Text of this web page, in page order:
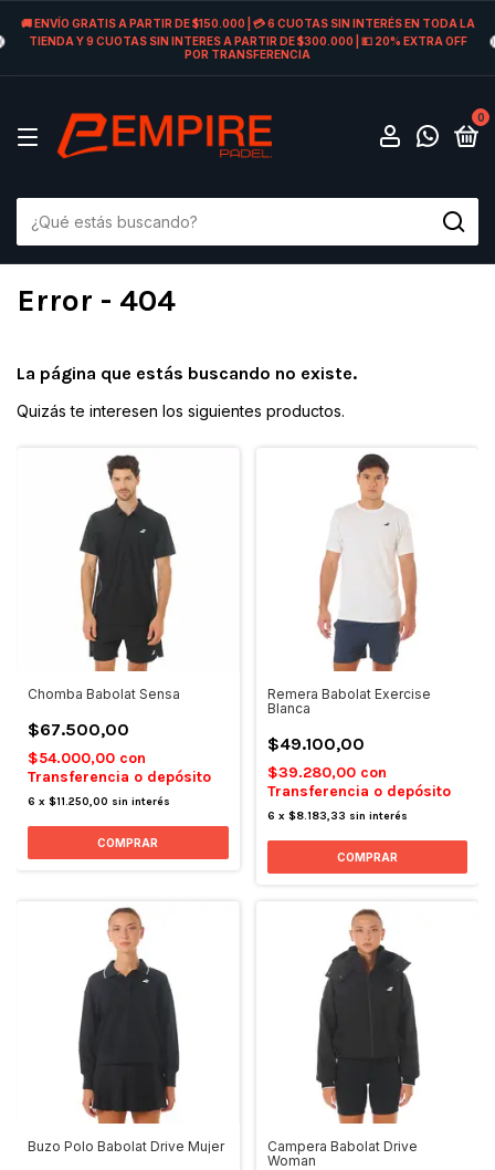
🚚 ENVÍO GRATIS A PARTIR DE $150.000 | 💳 6 CUOTAS SIN INTERÉS EN TODA LA
TIENDA Y 9 CUOTAS SIN INTERES A PARTIR DE $300.000 | 💵 20% EXTRA OFF
POR TRANSFERENCIA
0
Error - 404
La página que estás buscando no existe.
Quizás te interesen los siguientes productos.
Chomba Babolat Sensa
$67.500,00
$54.000,00 con
Transferencia o depósito
6 x $11.250,00 sin interés
COMPRAR
Remera Babolat Exercise
Blanca
$49.100,00
$39.280,00 con
Transferencia o depósito
6 x $8.183,33 sin interés
COMPRAR
Buzo Polo Babolat Drive Mujer
Campera Babolat Drive
Woman